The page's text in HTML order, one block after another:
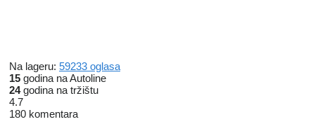
Na lageru: 59233 oglasa
15 godina na Autoline
24godina na tržištu
4.7
180 komentara